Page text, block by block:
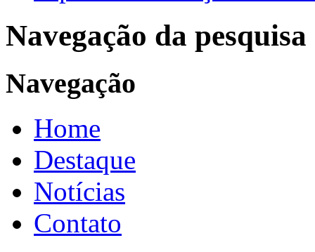
Navegação da pesquisa
Navegação
Home
Destaque
Notícias
Contato